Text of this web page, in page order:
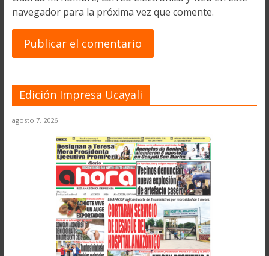
navegador para la próxima vez que comente.
Edición Impresa Ucayali
agosto 7, 2026